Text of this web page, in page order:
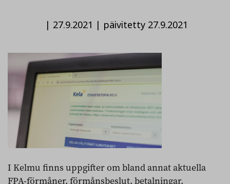
| 27.9.2021 | päivitetty 27.9.2021
I Kelmu finns uppgifter om bland annat aktuella
FPA-förmåner, förmånsbeslut, betalningar,